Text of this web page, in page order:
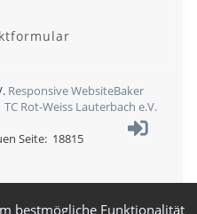
bestmögliche Funktionalität
Responsive WebsiteBaker
TC Rot-Weiss Lauterbach e.V.
Seite: 18815